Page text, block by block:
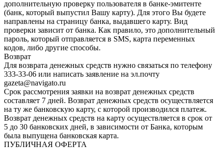
дополнительную проверку пользователя в банке-эмитенте
(банк, который выпустил Вашу карту). Для этого Вы будете
направлены на страницу банка, выдавшего карту. Вид
проверки зависит от банка. Как правило, это дополнительный
пароль, который отправляется в SMS, карта переменных
кодов, либо другие способы.
Возврат
Для возврата денежных средств нужно связаться по телефону
333-33-06 или написать заявление на эл.почту
gazeta@navigato.ru
Срок рассмотрения заявки на возврат денежных средств
составляет 7 дней. Возврат денежных средств осуществляется
на ту же банковскую карту, с которой производился платеж.
Возврат денежных средств на карту осуществляется в срок от
5 до 30 банковских дней, в зависимости от Банка, которым
была выпущена банковская карта.
ПУБЛИЧНАЯ ОФЕРТА